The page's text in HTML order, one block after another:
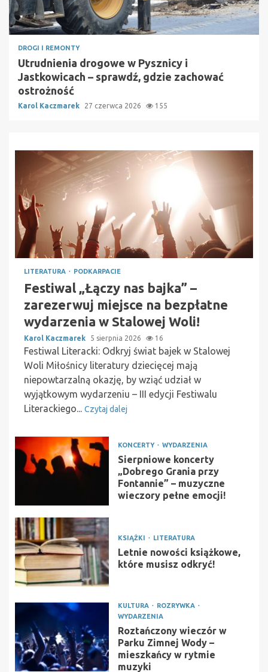
DROGI I REMONTY
Utrudnienia drogowe w Pysznicy i
Jastkowicach – sprawdź, gdzie zachować
ostrożność
Karol Kaczmarek 27 czerwca 2026 155
LITERATURA PODKARPACIE
Festiwal „Łączy nas bajka” –
zarezerwuj miejsce na bezpłatne
wydarzenia w Stalowej Woli!
Karol Kaczmarek 5 sierpnia 2026 16
Festiwal Literacki: Odkryj świat bajek w Stalowej
Woli Miłośnicy literatury dziecięcej mają
niepowtarzalną okazję, by wziąć udział w
wyjątkowym wydarzeniu – III edycji Festiwalu
Literackiego... Czytaj dalej
KONCERTY WYDARZENIA
Sierpniowe koncerty
„Dobrego Grania przy
Fontannie” – muzyczne
wieczory pełne emocji!
KSIĄŻKI LITERATURA
Letnie nowości książkowe,
które musisz odkryć!
KULTURA
ROZRYWKA
WYDARZENIA
Roztańczony wieczór w
Parku Zimnej Wody –
mieszkańcy w rytmie
muzyki